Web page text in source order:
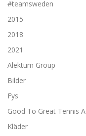
#teamsweden
2015
2018
2021
Alektum Group
Bilder
Fys
Good To Great Tennis
Kläder